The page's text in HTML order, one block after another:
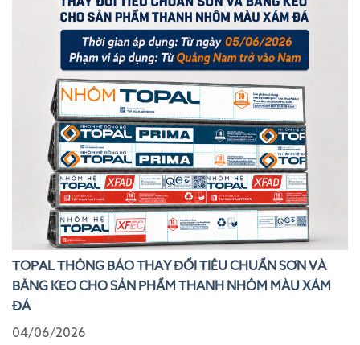
TOPAL THÔNG BÁO THAY ĐỔI TIÊU CHUẨN SƠN VÀ
BĂNG KEO CHO SẢN PHẨM THANH NHÔM MÀU XÁM
ĐÁ
04/06/2026